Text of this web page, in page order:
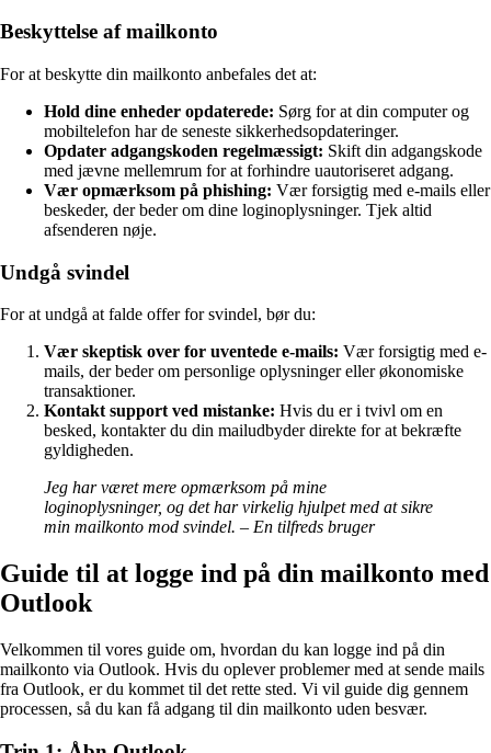
Beskyttelse af mailkonto
For at beskytte din mailkonto anbefales det at:
Hold dine enheder opdaterede: Sørg for at din computer og
mobiltelefon har de seneste sikkerhedsopdateringer.
Opdater adgangskoden regelmæssigt: Skift din adgangskode
med jævne mellemrum for at forhindre uautoriseret adgang.
Vær opmærksom på phishing: Vær forsigtig med e-mails eller
beskeder, der beder om dine loginoplysninger. Tjek altid
afsenderen nøje.
Undgå svindel
For at undgå at falde offer for svindel, bør du:
Vær skeptisk over for uventede e-mails: Vær forsigtig med e-
mails, der beder om personlige oplysninger eller økonomiske
transaktioner.
Kontakt support ved mistanke: Hvis du er i tvivl om en
besked, kontakter du din mailudbyder direkte for at bekræfte
gyldigheden.
Jeg har været mere opmærksom på mine
loginoplysninger, og det har virkelig hjulpet med at sikre
min mailkonto mod svindel. – En tilfreds bruger
Guide til at logge ind på din mailkonto med
Outlook
Velkommen til vores guide om, hvordan du kan logge ind på din
mailkonto via Outlook. Hvis du oplever problemer med at sende mails
fra Outlook, er du kommet til det rette sted. Vi vil guide dig gennem
processen, så du kan få adgang til din mailkonto uden besvær.